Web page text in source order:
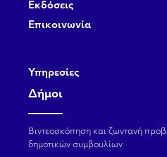
Εκδόσεις
Επικοινωνία
Υπηρεσίες
Δήμοι
Βιντεοσκόπηση και ζωντανή
δημοτικών συμβουλίων